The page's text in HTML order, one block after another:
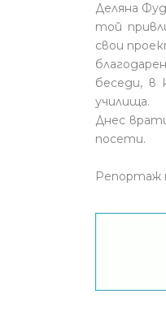
Деляна
той
свои
беседи,
училища.
Днес
посети.
Репортаж